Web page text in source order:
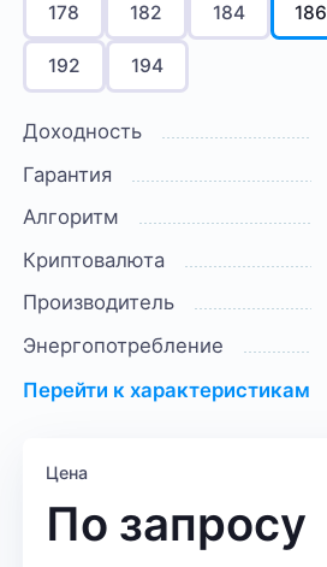
178 182 184 186
192 194
Доходность
Гарантия
Алгоритм
Криптовалюта
Производитель
Энергопотребление
Перейти к характеристикам
Цена
По запросу